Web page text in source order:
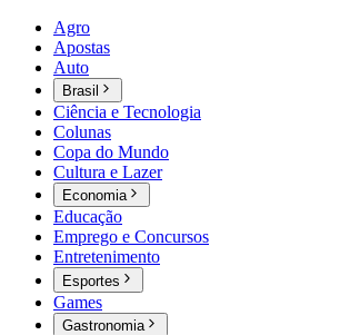
Agro
Apostas
Auto
Brasil
Ciência e Tecnologia
Colunas
Copa do Mundo
Cultura e Lazer
Economia
Educação
Emprego e Concursos
Entretenimento
Esportes
Games
Gastronomia